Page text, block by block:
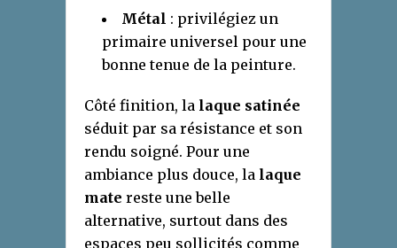
Métal : privilégiez un
primaire universel pour une
bonne tenue de la peinture.
Côté finition, la laque satinée
séduit par sa résistance et son
rendu soigné. Pour une
ambiance plus douce, la laque
mate reste une belle
alternative, surtout dans des
espaces peu sollicités comme